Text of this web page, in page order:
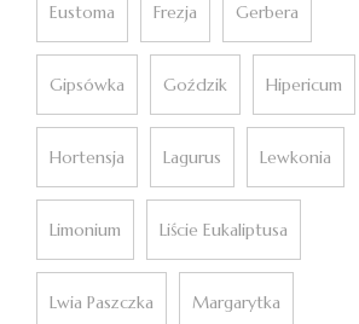
Eustoma Frezja Gerbera
Gipsówka Goździk Hipericum
Hortensja Lagurus Lewkonia
Limonium Liście Eukaliptusa
Lwia Paszczka Margarytka